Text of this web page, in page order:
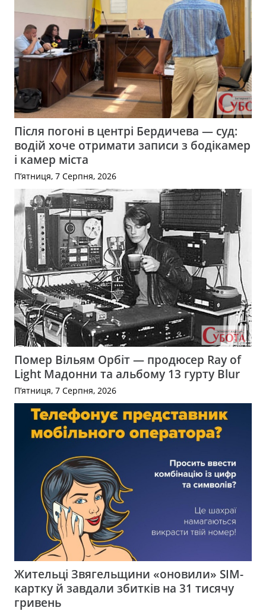
Після погоні в центрі Бердичева — суд:
водій хоче отримати записи з бодікамер
і камер міста
П’ятниця, 7 Серпня, 2026
Помер Вільям Орбіт — продюсер Ray of
Light Мадонни та альбому 13 гурту Blur
П’ятниця, 7 Серпня, 2026
Жительці Звягельщини «оновили» SIM-
картку й завдали збитків на 31 тисячу
гривень